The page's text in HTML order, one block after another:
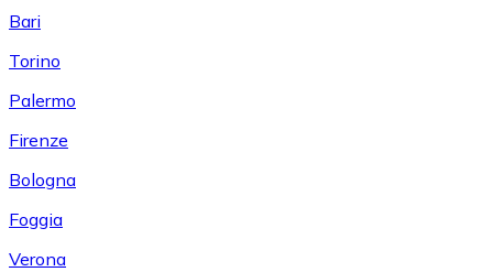
Bari
Torino
Palermo
Firenze
Bologna
Foggia
Verona